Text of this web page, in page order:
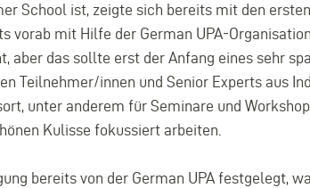
School ist, zeigte sich bereits mit den
mit Hilfe der German UPA-
aber das sollte erst der Anfang eines sehr
Teilnehmer/innen und Senior Experts aus
unter anderem für Seminare und
Kulisse fokussiert arbeiten.
bereits von der German UPA festgelegt,